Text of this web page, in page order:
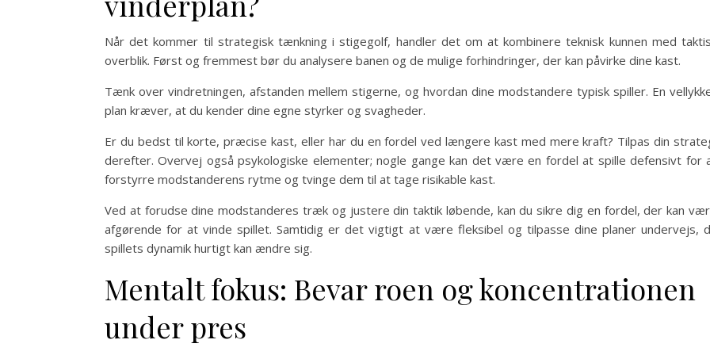
Når det kommer til strategisk tænkning i stigegolf, handler det om at kombinere teknisk kunnen med
overblik. Først og fremmest bør du analysere banen og de mulige forhindringer, der kan påvirke dine kast.
Tænk over vindretningen, afstanden mellem stigerne, og hvordan dine modstandere typisk spiller. En
plan kræver, at du kender dine egne styrker og svagheder.
Er du bedst til korte, præcise kast, eller har du en fordel ved længere kast med mere kraft? Tilpas din
derefter. Overvej også psykologiske elementer; nogle gange kan det være en fordel at spille defensivt for
forstyrre modstanderens rytme og tvinge dem til at tage risikable kast.
Ved at forudse dine modstanderes træk og justere din taktik løbende, kan du sikre dig en fordel, der kan
afgørende for at vinde spillet. Samtidig er det vigtigt at være fleksibel og tilpasse dine planer undervejs,
spillets dynamik hurtigt kan ændre sig.
Mentalt fokus: Bevar roen og koncentrationen
under pres